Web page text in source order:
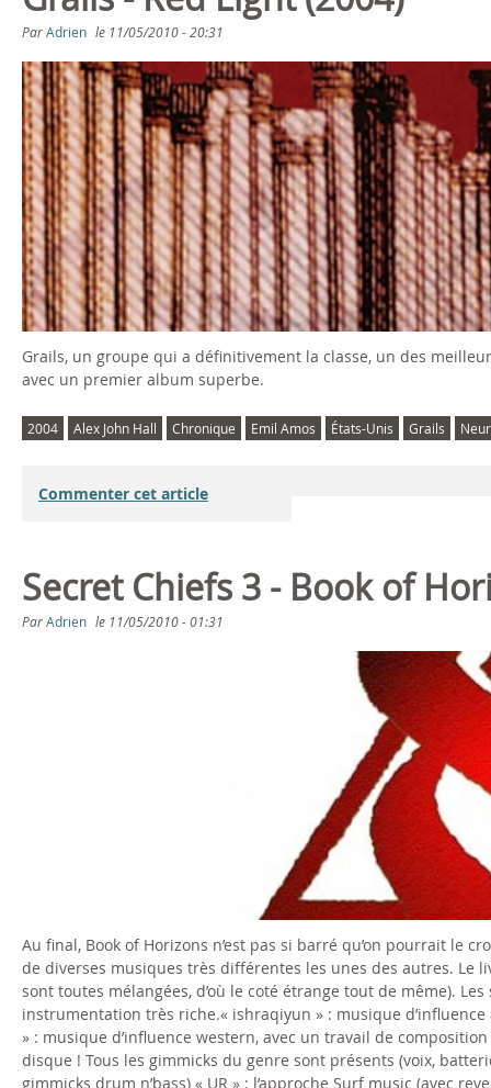
s
ê
t
e
s
i
c
i
ParAdrien le 11/05/2010 - 20:31
Grails, un groupe qui a définitivement la classe, un des
avec un premier album superbe.
2004 Alex John Hall Chronique Emil Amos États-Unis Grails
Commenter cet article
Secret Chiefs 3 - Book of
ParAdrien le 11/05/2010 - 01:31
Au final, Book of Horizons n’est pas si barré qu’on pourrait le
de diverses musiques très différentes les unes des autres. Le
sont toutes mélangées, d’où le coté étrange tout de même).
instrumentation très riche.« ishraqiyun » : musique
» : musique d’influence western, avec un travail de
disque ! Tous les gimmicks du genre sont présents (voix,
gimmicks drum n’bass) « UR » : l’approche Surf music (avec